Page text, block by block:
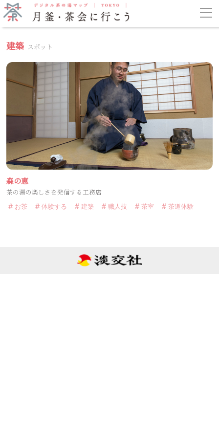
建築 スポット
森の恵
茶の湯の楽しさを発信する工務店
お茶 体験する 建築 職人技 茶室 茶道体験